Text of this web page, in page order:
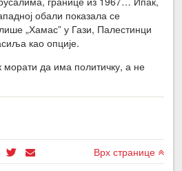
обали показала се
„Хамас” у Гази, Палестинци
као опције.
морати да има политичку, а не
Врх странице